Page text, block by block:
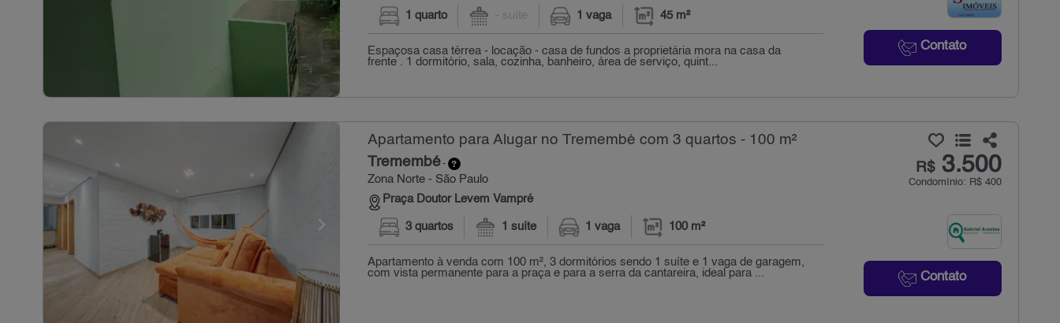
Contato
1 quarto - suíte 1 vaga 45 m²
Espaçosa casa térrea - locação - casa de fundos a proprietária mora na casa da
frente . 1 dormitório, sala, cozinha, banheiro, área de serviço, quint...
Apartamento para Alugar no Tremembé com 3 quartos - 100 m²
Tremembé-
Zona Norte - São Paulo
Praça Doutor Levem Vampré
R$3.500
Condomínio: R$ 400
Contato
3 quartos 1 suíte 1 vaga 100 m²
Apartamento à venda com 100 m², 3 dormitórios sendo 1 suíte e 1 vaga de garagem,
com vista permanente para a praça e para a serra da cantareira, ideal para ...